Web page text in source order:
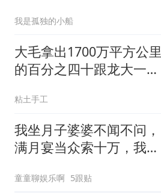
我是孤独的小船
大毛拿出1700万平方公里
的百分之四十跟龙大一起
粘土手工
我坐月子婆婆不闻不问，
满月宴当众索十万，我笑
童童聊娱乐啊 5跟贴